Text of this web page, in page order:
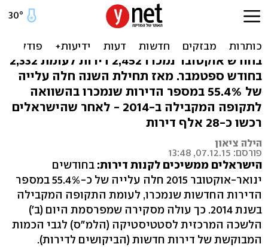
הלמ"ס: עלייה במכירת דירות
בחודש אוקטובר נמכרו 2,452 דירות לעומת 2,332
בחודש ספטמבר. מאז תחילת השנה חלה עלייה
של 55.4% במספר הדירות שנמכרו בהשוואה
לתקופה המקבילה ב-2014 - לאחר שהישראלים
רכשו כ-28 אלף דירות
הילה ציאון
פורסם: 07.12.15, 13:48
הישראלים ממשיכים לקנות דירות: בחודשים
ינואר-אוקטובר 2015 חלה עלייה של כ-55.4% במספר
הדירות החדשות שנמכרו, לעומת התקופה המקבילה
בשנת 2014. כך עולה מסקירה שמפרסמת היום (ב')
הלשכה המרכזית לסטטיסטיקה (הלמ"ס) לגבי הכמות
המבוקשת של דירות חדשות (הביקושים לדירות).